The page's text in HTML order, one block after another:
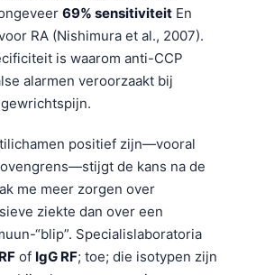
69% sensitiviteit En
RA (Nishimura et al., 2007).
is waarom anti-CCP
alarmen veroorzaakt bij
positief zijn—vooral
de kans na de
me meer zorgen over
ziekte dan over een
“blip”. Specialislaboratoria
of IgG RF; toe; die isotypen zijn